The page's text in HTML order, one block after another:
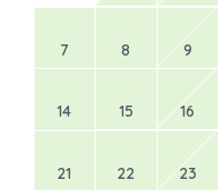
7 8 9
14 15 16
21 22 23